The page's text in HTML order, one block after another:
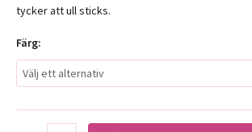
tycker att ull sticks.
Färg: